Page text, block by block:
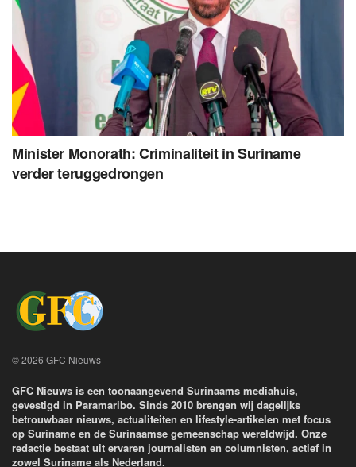
Minister Monorath: Criminaliteit in Suriname
verder teruggedrongen
© 2026 GFC Nieuws
GFC Nieuws is een toonaangevend Surinaams mediahuis,
gevestigd in Paramaribo. Sinds 2010 brengen wij dagelijks
betrouwbaar nieuws, actualiteiten en lifestyle-artikelen met focus
op Suriname en de Surinaamse gemeenschap wereldwijd. Onze
redactie bestaat uit ervaren journalisten en columnisten, actief in
zowel Suriname als Nederland.